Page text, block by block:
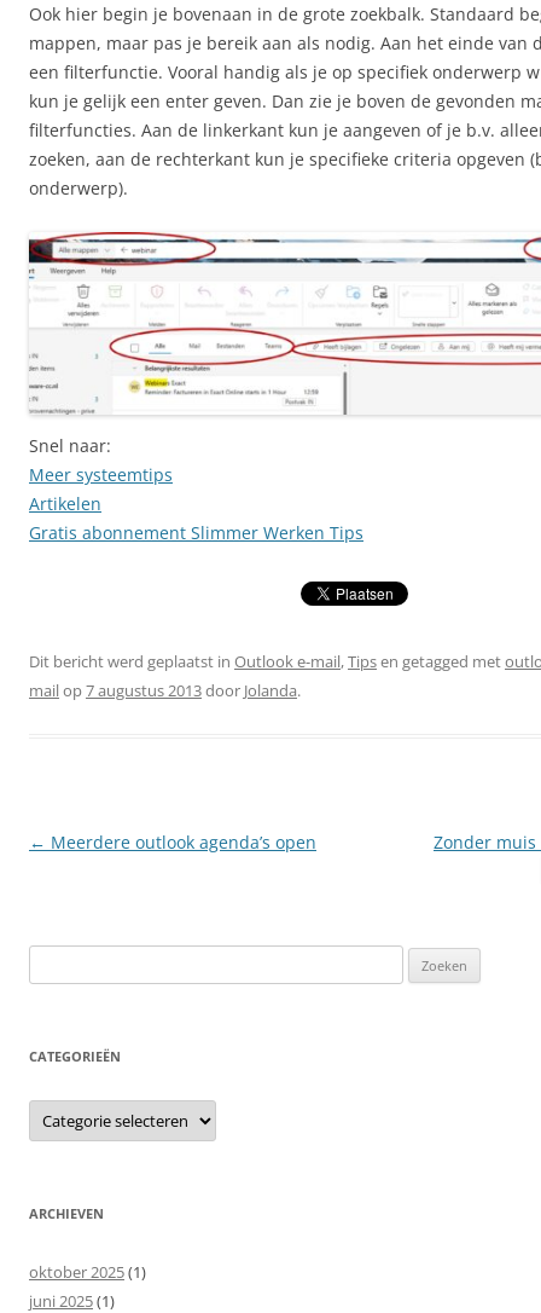
Ook hier begin je bovenaan in de grote zoekbalk. Standaard
mappen, maar pas je bereik aan als nodig. Aan het einde van
een filterfunctie. Vooral handig als je op specifiek onderwerp
kun je gelijk een enter geven. Dan zie je boven de gevonden
filterfuncties. Aan de linkerkant kun je aangeven of je b.v.
zoeken, aan de rechterkant kun je specifieke criteria opgeven
onderwerp).
Snel naar:
Meer systeemtips
Artikelen
Gratis abonnement Slimmer Werken Tips
Dit bericht werd geplaatst in Outlook e-mail,Tipsen getagged met
mailop7 augustus 2013door Jolanda.
Berichtnavigatie
← Meerdere outlook agenda’s open Zonder
naar:
CATEGORIEËN
Categorieën
ARCHIEVEN
oktober 2025(1)
juni 2025(1)